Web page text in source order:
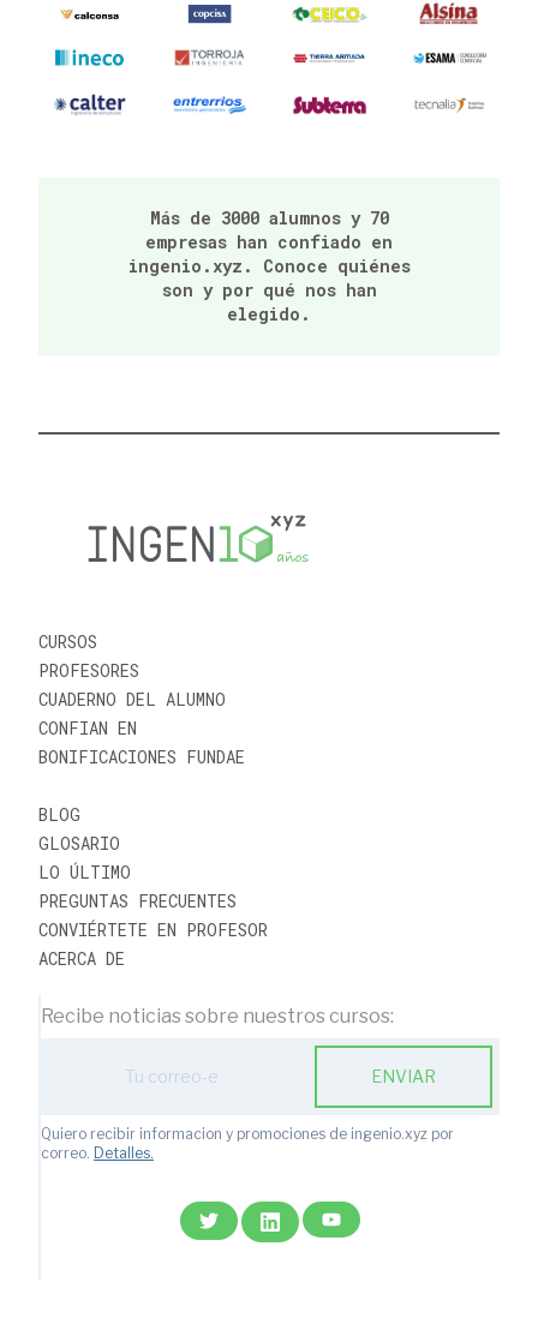
Más de 3000 alumnos y 70
empresas han confiado en
ingenio.xyz. Conoce quiénes
son y por qué nos han
elegido.
CURSOS
PROFESORES
CUADERNO DEL ALUMNO
CONFIAN EN
BONIFICACIONES FUNDAE
BLOG
GLOSARIO
LO ÚLTIMO
PREGUNTAS FRECUENTES
CONVIÉRTETE EN PROFESOR
ACERCA DE
Recibe noticias sobre nuestros cursos:
ENVIAR
Quiero recibir informacion y promociones de ingenio.xyz por
correo. Detalles.